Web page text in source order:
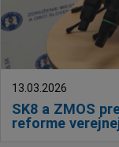
SK8 a ZMOS
reforme
13.03.2026